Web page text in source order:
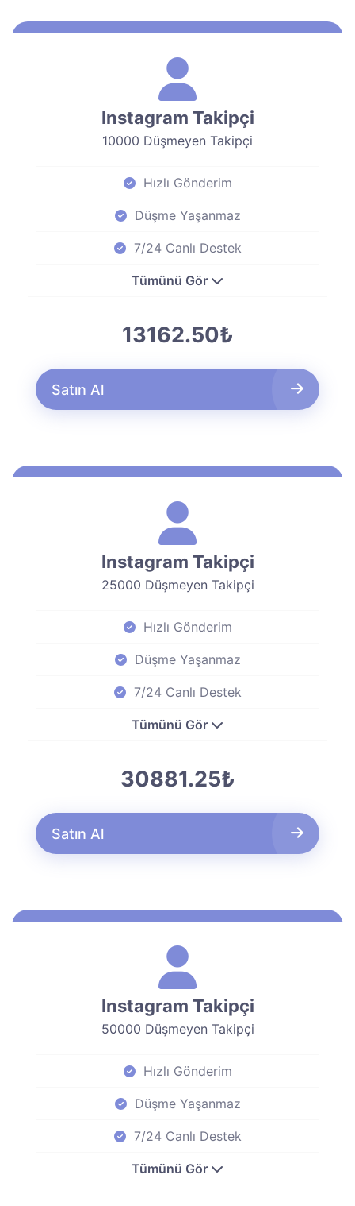
Instagram Takipçi
10000 Düşmeyen Takipçi
Hızlı Gönderim
Düşme Yaşanmaz
7/24 Canlı Destek
Tümünü Gör
13162.50₺
Satın Al
Instagram Takipçi
25000 Düşmeyen Takipçi
Hızlı Gönderim
Düşme Yaşanmaz
7/24 Canlı Destek
Tümünü Gör
30881.25₺
Satın Al
Instagram Takipçi
50000 Düşmeyen Takipçi
Hızlı Gönderim
Düşme Yaşanmaz
7/24 Canlı Destek
Tümünü Gör